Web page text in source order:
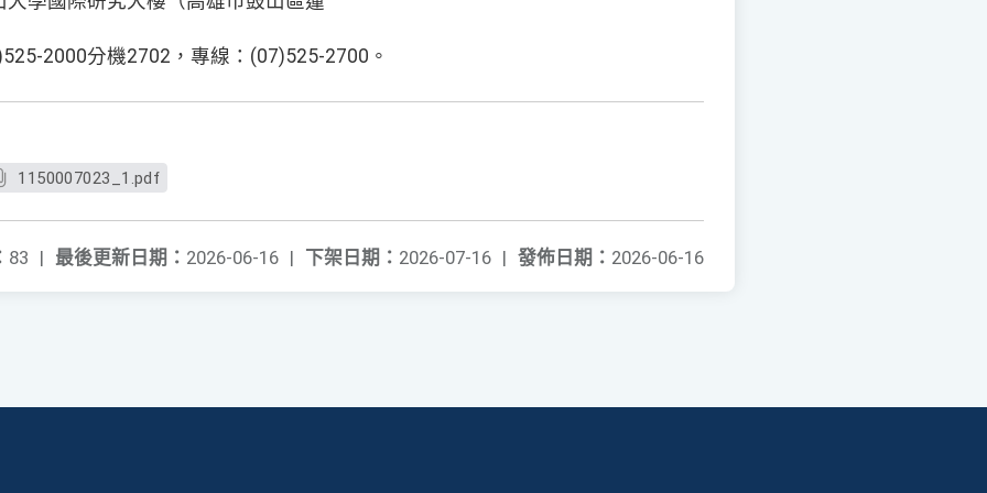
2000分機2702，專線：(07)525-2700。
1150007023_1.pdf
發佈日期： 2026-06-16
下架日期： 2026-07-16 |
最後更新日期： 2026-06-16 |
83 |